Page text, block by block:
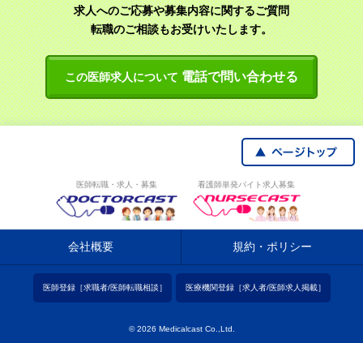
求人へのご応募や募集内容に関するご質問
転職のご相談もお受けいたします。
この医師求人について 電話で問い合わせる
医師転職・求人・募集 看護師単発バイト求人募集
会社概要 規約・ポリシー
医師登録［求職者/医師転職相談］ 医療機関登録［求人者/医師求人掲載］
© 2026 Medicalcast Co.,Ltd.